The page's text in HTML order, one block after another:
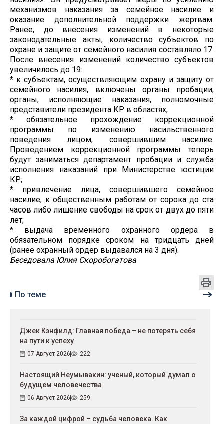
механизмов наказания за семейное насилие и
оказание дополнительной поддержки жертвам.
Ранее, до внесения изменений в некоторые
законодательные акты, количество субъектов по
охране и защите от семейного насилия составляло 17.
После внесения изменений количество субъектов
увеличилось до 19:
* к субъектам, осуществляющим охрану и защиту от
семейного насилия, включены органы пробации,
органы, исполняющие наказания, полномочные
представители президента КР в областях;
* обязательное прохождение коррекционной
программы по изменению насильственного
поведения лицом, совершившим насилие.
Проведением коррекционной программы теперь
будут заниматься департамент пробации и служба
исполнения наказаний при Министерстве юстиции
КР;
* привлечение лица, совершившего семейное
насилие, к общественным работам от сорока до ста
часов либо лишение свободы на срок от двух до пяти
лет;
* выдача временного охранного ордера в
обязательном порядке сроком на тридцать дней
(ранее охранный ордер выдавался на 3 дня).
Беседовала Юлия Скоробогатова
По теме
Джек Кэнфилд: Главная победа – не потерять себя
на пути к успеху
07 Август 2026 222
Настоящий Неумывакин: ученый, который думал о
будущем человечества
06 Август 2026 259
За каждой цифрой – судьба человека. Как